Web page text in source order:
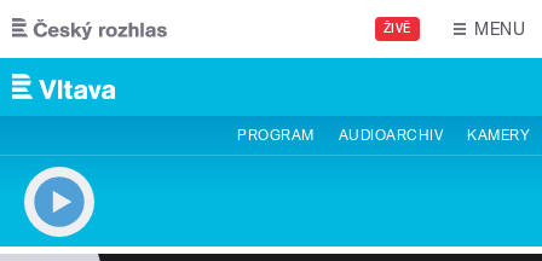
Přejít k hlavnímu obsahu
ŽIVĚ MENU
PROGRAM AUDIOARCHIV KAMERY